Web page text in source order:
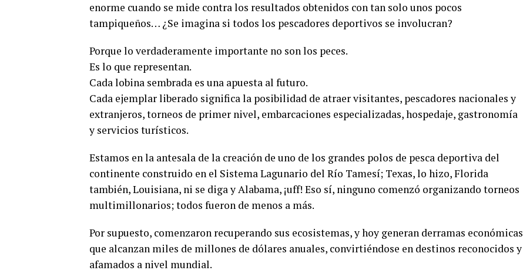
enorme cuando se mide contra los resultados obtenidos con tan solo unos pocos
tampiqueños… ¿Se imagina si todos los pescadores deportivos se involucran?
Porque lo verdaderamente importante no son los peces.
Es lo que representan.
Cada lobina sembrada es una apuesta al futuro.
Cada ejemplar liberado significa la posibilidad de atraer visitantes, pescadores nacionales y
extranjeros, torneos de primer nivel, embarcaciones especializadas, hospedaje, gastronomía
y servicios turísticos.
Estamos en la antesala de la creación de uno de los grandes polos de pesca deportiva del
continente construido en el Sistema Lagunario del Río Tamesí; Texas, lo hizo, Florida
también, Louisiana, ni se diga y Alabama, ¡uff! Eso sí, ninguno comenzó organizando torneos
multimillonarios; todos fueron de menos a más.
Por supuesto, comenzaron recuperando sus ecosistemas, y hoy generan derramas económicas
que alcanzan miles de millones de dólares anuales, convirtiéndose en destinos reconocidos y
afamados a nivel mundial.